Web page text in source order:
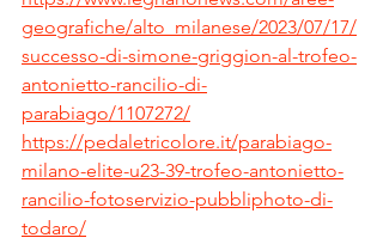
geografiche/alto_milanese/2023/07/17/
successo-di-simone-griggion-al-trofeo-
antonietto-rancilio-di-
parabiago/1107272/
https://pedaletricolore.it/parabiago-
milano-elite-u23-39-trofeo-antonietto-
rancilio-fotoservizio-pubbliphoto-di-
todaro/